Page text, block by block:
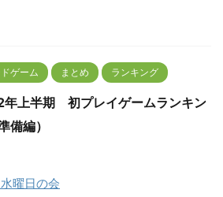
ゲーム まとめ ランキング
上半期 初プレイゲームランキン
備編）
曜日の会